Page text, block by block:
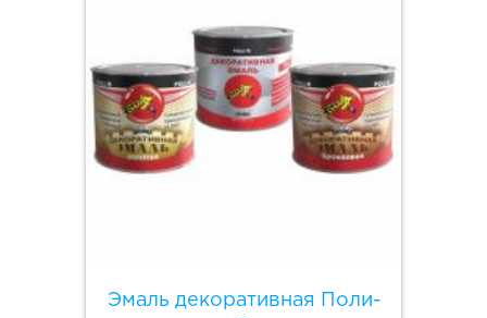
Эмаль декоративная Поли-